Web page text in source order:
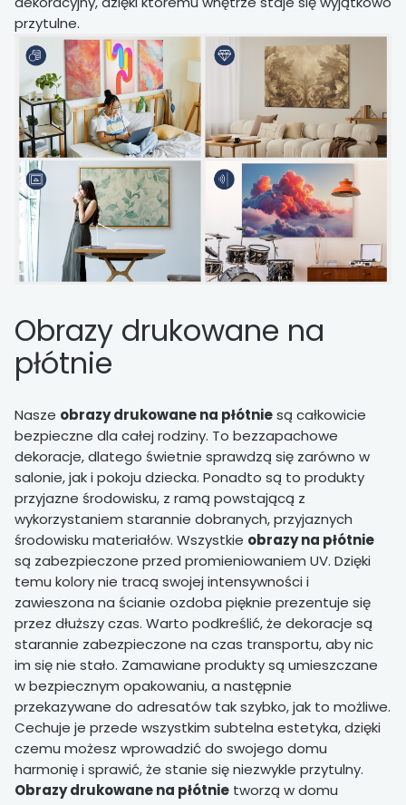
przytulne.
Obrazy drukowane na
płótnie
Nasze obrazy drukowane na płótniesą całkowicie
bezpieczne dla całej rodziny. To bezzapachowe
dekoracje, dlatego świetnie sprawdzą się zarówno w
salonie, jak i pokoju dziecka. Ponadto są to produkty
przyjazne środowisku, z ramą powstającą z
wykorzystaniem starannie dobranych, przyjaznych
środowisku materiałów. Wszystkie obrazy na płótnie
są zabezpieczone przed promieniowaniem UV. Dzięki
temu kolory nie tracą swojej intensywności i
zawieszona na ścianie ozdoba pięknie prezentuje się
przez dłuższy czas. Warto podkreślić, że dekoracje są
starannie zabezpieczone na czas transportu, aby nic
im się nie stało. Zamawiane produkty są umieszczane
w bezpiecznym opakowaniu, a następnie
przekazywane do adresatów tak szybko, jak to możliwe.
Cechuje je przede wszystkim subtelna estetyka, dzięki
czemu możesz wprowadzić do swojego domu
harmonię i sprawić, że stanie się niezwykle przytulny.
Obrazy drukowane na płótnie tworzą w domu